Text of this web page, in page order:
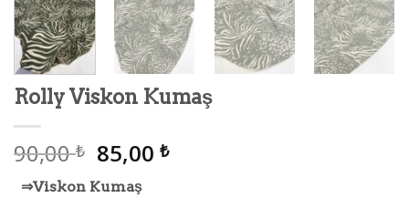
Rolly Viskon Kumaş
90,00₺ 85,00₺
⇒Viskon Kumaş